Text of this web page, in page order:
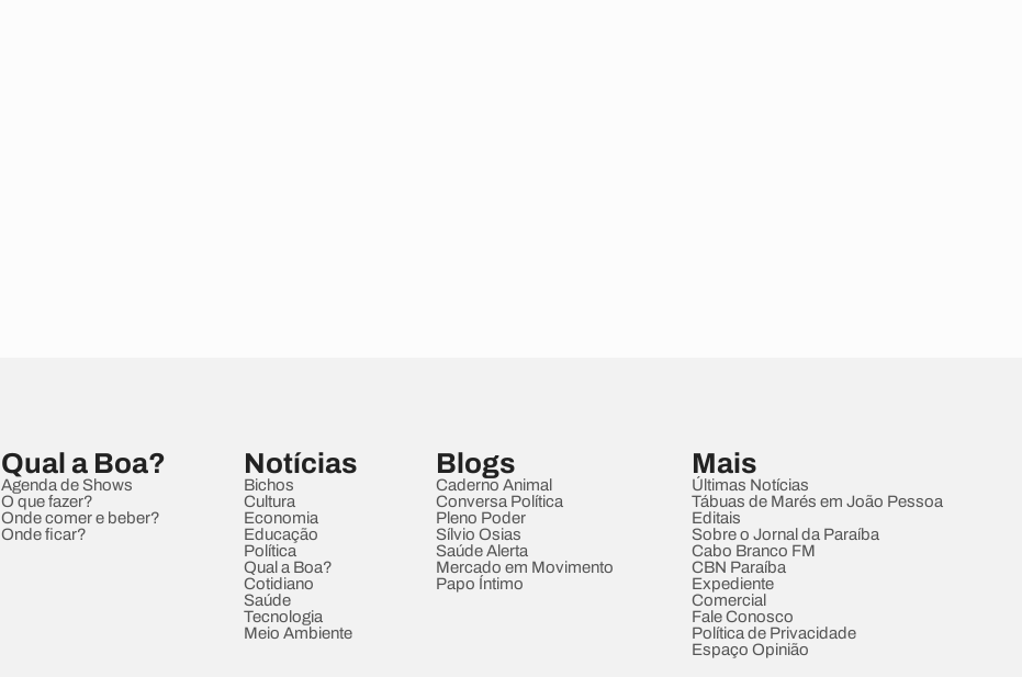
Qual a Boa?
Agenda de Shows
O que fazer?
Onde comer e beber?
Onde ficar?
Notícias
Bichos
Cultura
Economia
Educação
Política
Qual a Boa?
Cotidiano
Saúde
Tecnologia
Meio Ambiente
Blogs
Caderno Animal
Conversa Política
Pleno Poder
Sílvio Osias
Saúde Alerta
Mercado em Movimento
Papo Íntimo
Mais
Últimas Notícias
Tábuas de Marés em João Pessoa
Editais
Sobre o Jornal da Paraíba
Cabo Branco FM
CBN Paraíba
Expediente
Comercial
Fale Conosco
Política de Privacidade
Espaço Opinião